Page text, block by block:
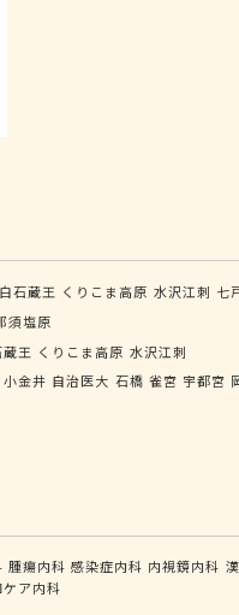
白石蔵王 くりこま高原 水沢江刺 七
須塩原
王 くりこま高原 水沢江刺
小金井 自治医大 石橋 雀宮 宇都宮
腫瘍内科 感染症内科 内視鏡内科
ア内科